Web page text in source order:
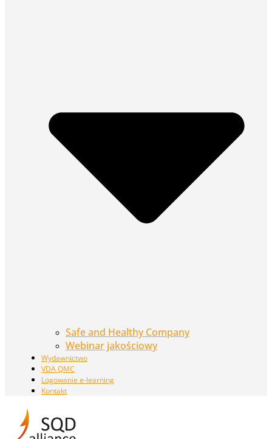
Safe and Healthy Company
Webinar jakościowy
Wydawnictwo
VDA QMC
Logowanie e-learning
Kontakt